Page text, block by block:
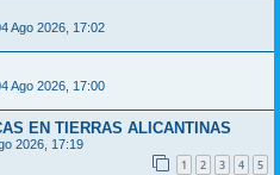
Ago 2026, 17:02
Ago 2026, 17:00
EN TIERRAS ALICANTINAS
2026, 17:19
1 2 3 4 5